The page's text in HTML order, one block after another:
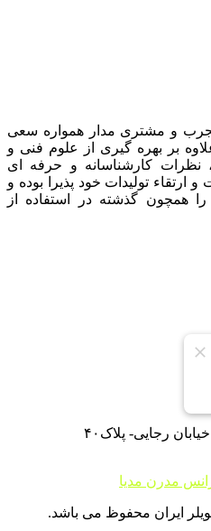
مجرب و مشتری مدار همواره سعی
بر بهره گیری از علوم فنی و
نظرات کارشناسانه و حرفه ای
ارتقاء تولیدات خود پذیرا بوده و
همچون گذشته در استفاده از
رجایی- پلاک۴۰
مدرن مدیا
ایران محفوظ می باشد.